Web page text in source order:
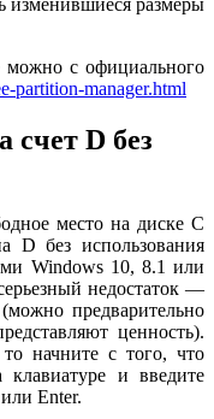
изменившиеся размеры
можно с официального
partition-manager.html
счет D без
место на диске C
D без использования
Windows 10, 8.1 или
недостаток —
предварительно
ценность).
начните с того, что
и введите
Enter.